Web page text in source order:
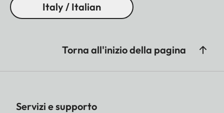
Italy / Italian
Torna all'inizio della pagina
Servizi e supporto